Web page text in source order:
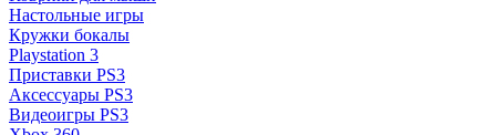
Настольные игры
Кружки бокалы
Playstation 3
Приставки PS3
Аксессуары PS3
Видеоигры PS3